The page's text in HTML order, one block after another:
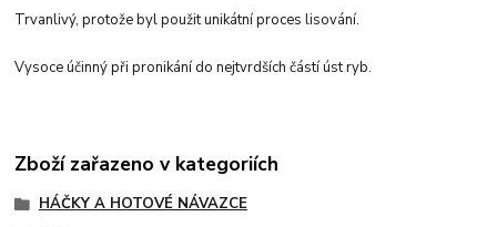
Trvanlivý, protože byl použit unikátní proces lisování.
Vysoce účinný při pronikání do nejtvrdších částí úst ryb.
Zboží zařazeno v kategoriích
HÁČKY A HOTOVÉ NÁVAZCE